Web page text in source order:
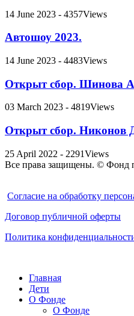
14 June 2023 - 4357Views
Автошоу 2023.
14 June 2023 - 4483Views
Открыт сбор. Шинова
03 March 2023 - 4819Views
Открыт сбор. Никонов
25 April 2022 - 2291Views
Все права защищены. © Фонд
Cогласие на обработку
Договор публичной оферты
Политика
Главная
Дети
О Фонде
О Фонде